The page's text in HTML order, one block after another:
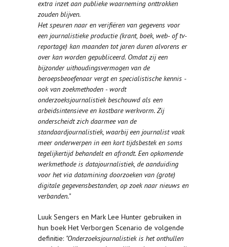
extra inzet aan publieke waarneming onttrokken
zouden blijven.
Het speuren naar en verifiëren van gegevens voor
een journalistieke productie (krant, boek, web- of tv-
reportage) kan maanden tot jaren duren alvorens er
over kan worden gepubliceerd. Omdat zij een
bijzonder uithoudingsvermogen van de
beroepsbeoefenaar vergt en specialistische kennis -
ook van zoekmethoden - wordt
onderzoeksjournalistiek beschouwd als een
arbeidsintensieve en kostbare werkvorm. Zij
onderscheidt zich daarmee van de
standaardjournalistiek, waarbij een journalist vaak
meer onderwerpen in een kort tijdsbestek en soms
tegelijkertijd behandelt en afrondt. Een opkomende
werkmethode is datajournalistiek, de aanduiding
voor het via datamining doorzoeken van (grote)
digitale gegevensbestanden, op zoek naar nieuws en
verbanden."
Luuk Sengers en Mark Lee Hunter gebruiken in
hun boek Het Verborgen Scenario de volgende
definitie: "Onderzoeksjournalistiek is het onthullen